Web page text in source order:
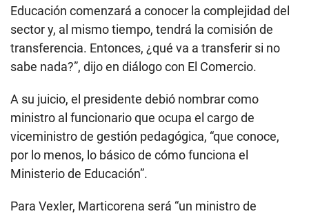
Educación comenzará a conocer la complejidad del
sector y, al mismo tiempo, tendrá la comisión de
transferencia. Entonces, ¿qué va a transferir si no
sabe nada?”, dijo en diálogo con El Comercio.
A su juicio, el presidente debió nombrar como
ministro al funcionario que ocupa el cargo de
viceministro de gestión pedagógica, “que conoce,
por lo menos, lo básico de cómo funciona el
Ministerio de Educación”.
Para Vexler, Marticorena será “un ministro de